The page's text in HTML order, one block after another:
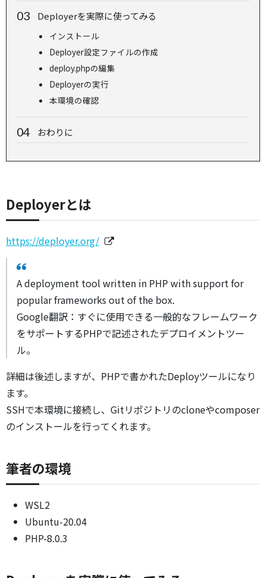
Deployerを実際に使ってみる
インストール
Deployer設定ファイルの作成
deploy.phpの編集
Deployerの実行
本環境の確認
おわりに
Deployerとは
https://deployer.org/
A deployment tool written in PHP with support for
popular frameworks out of the box.
Google翻訳：すぐに使用できる一般的なフレームワーク
をサポートするPHPで記述されたデプロイメントツー
ル。
詳細は後述しますが、PHPで書かれたDeployツールになり
ます。
SSHで本環境に接続し、Gitリポジトリのcloneやcomposer
のインストールを行ってくれます。
筆者の環境
WSL2
Ubuntu-20.04
PHP-8.0.3